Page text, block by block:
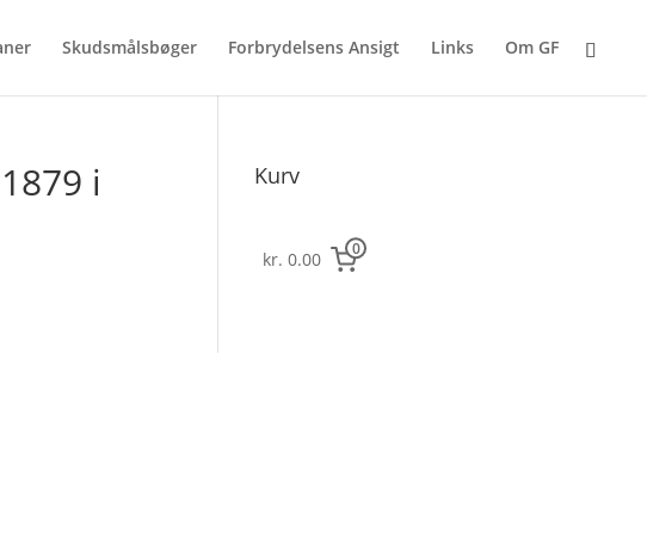
Skudsmålsbøger Forbrydelsens Ansigt Links Om GF
i Kurv
kr. 0.00 0